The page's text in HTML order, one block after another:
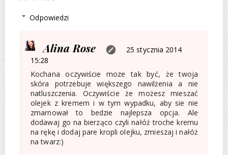
Odpowiedzi
Alina Rose
25 stycznia 2014
15:28
Kochana oczywiście moze tak być, że twoja
skóra potrzebuje większego nawilżenia a nie
natluszczenia. Oczywiście że możesz mieszać
olejek z kremem i w tym wypadku, aby sie nie
zmarnował to bedzie najlepsza opcja. Ale
dodawaj go na bierząco czyli nałóż troche kremu
na rękę i dodaj pare kropli olejku, zmieszaj i nałóż
na twarz:)